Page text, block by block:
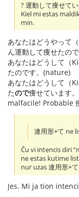
? 運動して痩せてい
Kiel mi estas
min.
あなたはどうやって
ん運動して痩せたの
あなたはどうして（
たのです。(nature)
あなたはどうして（
たので痩せています
malfacile! Probable
連用形+て ne
Ĉu vi intencis diri
ne estas kutime
nur uzas 連用形+
Jes. Mi ja tion